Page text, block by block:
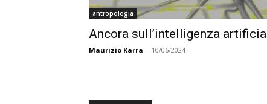
antropologia
Ancora sull’intelligenza
Maurizio Karra - 10/06/2024